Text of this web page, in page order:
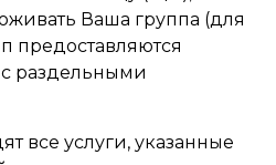
Ваша группа (для
предоставляются
раздельными
все услуги, указанные